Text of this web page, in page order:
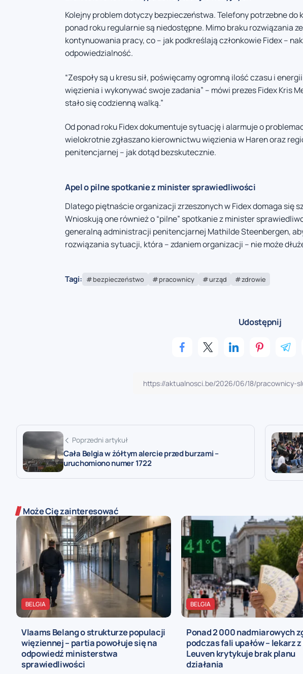
Kolejny problem dotyczy bezpieczeństwa. Telefony potrzebne do
ponad roku regularnie są niedostępne. Mimo braku rozwiązania
kontynuowania pracy, co – jak podkreślają członkowie Fidex –
odpowiedzialność.
“Zespoły są u kresu sił, poświęcamy ogromną ilość czasu i
więzienia i wykonywać swoje zadania” – mówi prezes Fidex Kris
stało się codzienną walką.”
Od ponad roku Fidex dokumentuje sytuację i alarmuje o
wielokrotnie zgłaszano kierownictwu więzienia w Haren oraz
penitencjarnej – jak dotąd bezskutecznie.
Apel o pilne spotkanie z minister sprawiedliwości
Dlatego piętnaście organizacji zrzeszonych w Fidex domaga się
Wnioskują one również o “pilne” spotkanie z minister
generalną administracji penitencjarnej Mathilde Steenbergen,
rozwiązania sytuacji, która – zdaniem organizacji – nie może
Tagi: bezpieczeństwo pracownicy urząd zdrowie
Udostępnij
Poprzedni artykuł
Cała Belgia w żółtym alercie przed burzami –
uruchomiono numer 1722
Może Cię zainteresować
BELGIA
Vlaams Belang o strukturze populacji
więziennej – partia powołuje się na
odpowiedź ministerstwa
sprawiedliwości
BELGIA
Ponad 2 000 nadmiarowych
podczas fali upałów – lekarz z
Leuven krytykuje brak planu
działania